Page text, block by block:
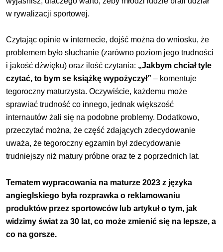
w rywalizacji sportowej.
Czytając opinie w internecie, dojść można do wniosku, że
problemem było słuchanie (zarówno poziom jego trudności
i jakość dźwięku) oraz ilość czytania: „Jakbym chciał tyle
czytać, to bym se książkę wypożyczył” – komentuje
tegoroczny maturzysta. Oczywiście, każdemu może
sprawiać trudność co innego, jednak większość
internautów żali się na podobne problemy. Dodatkowo,
przeczytać można, że część zdających zdecydowanie
uważa, że tegoroczny egzamin był zdecydowanie
trudniejszy niż matury próbne oraz te z poprzednich lat.
Tematem wypracowania na maturze 2023 z języka
angieglskiego była rozprawka o reklamowaniu
produktów przez sportowców lub artykuł o tym, jak
widzimy świat za 30 lat, co może zmienić się na lepsze, a
co na gorsze.